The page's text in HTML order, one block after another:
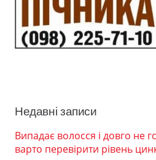
Недавні записи
Випадає волосся і довго не
варто перевірити рівень